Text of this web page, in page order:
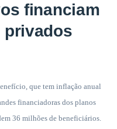
financiam
privados
que tem inflação anual
financiadoras dos planos
36 milhões de beneficiários.